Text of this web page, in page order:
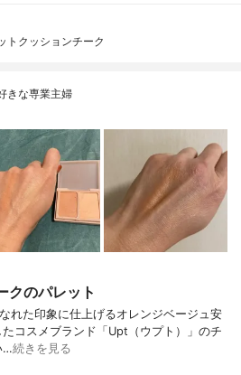
トクッションチーク
きな専業主婦
クのパレット
れた印象に仕上げるオレンジベージュ安
コスメブランド「Upt（ウプト）」のチ
…続きを見る